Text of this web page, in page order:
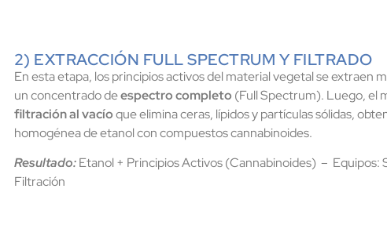
2) EXTRACCIÓN FULL SPECTRUM Y FILTRADO​
En esta etapa, los principios activos del material vegetal se extraen
un concentrado deespectro completo (Full Spectrum). Luego, el
filtración al vacíoque elimina ceras, lípidos y partículas sólidas,
homogénea de etanol con compuestos cannabinoides.
Resultado:Etanol + Principios Activos (Cannabinoides) – Equipos:
Filtración